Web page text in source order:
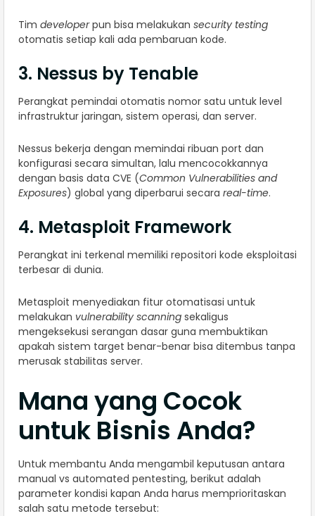
Tim developerpun bisa melakukan security testing
otomatis setiap kali ada pembaruan kode.
3. Nessus by Tenable
Perangkat pemindai otomatis nomor satu untuk level
infrastruktur jaringan, sistem operasi, dan server.
Nessus bekerja dengan memindai ribuan port dan
konfigurasi secara simultan, lalu mencocokkannya
dengan basis data CVE (Common Vulnerabilities and
Exposures) global yang diperbarui secara real-time.
4. Metasploit Framework
Perangkat ini terkenal memiliki repositori kode eksploitasi
terbesar di dunia.
Metasploit menyediakan fitur otomatisasi untuk
melakukan vulnerability scanning sekaligus
mengeksekusi serangan dasar guna membuktikan
apakah sistem target benar-benar bisa ditembus tanpa
merusak stabilitas server.
Mana yang Cocok
untuk Bisnis Anda?
Untuk membantu Anda mengambil keputusan antara
manual vs automated pentesting, berikut adalah
parameter kondisi kapan Anda harus memprioritaskan
salah satu metode tersebut: